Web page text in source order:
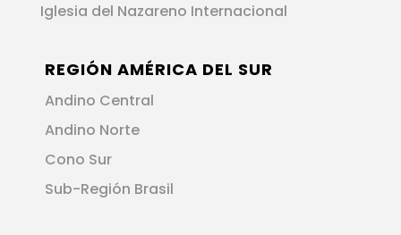
Iglesia del Nazareno Internacional
REGIÓN AMÉRICA DEL SUR
Andino Central
Andino Norte
Cono Sur
Sub-Región Brasil